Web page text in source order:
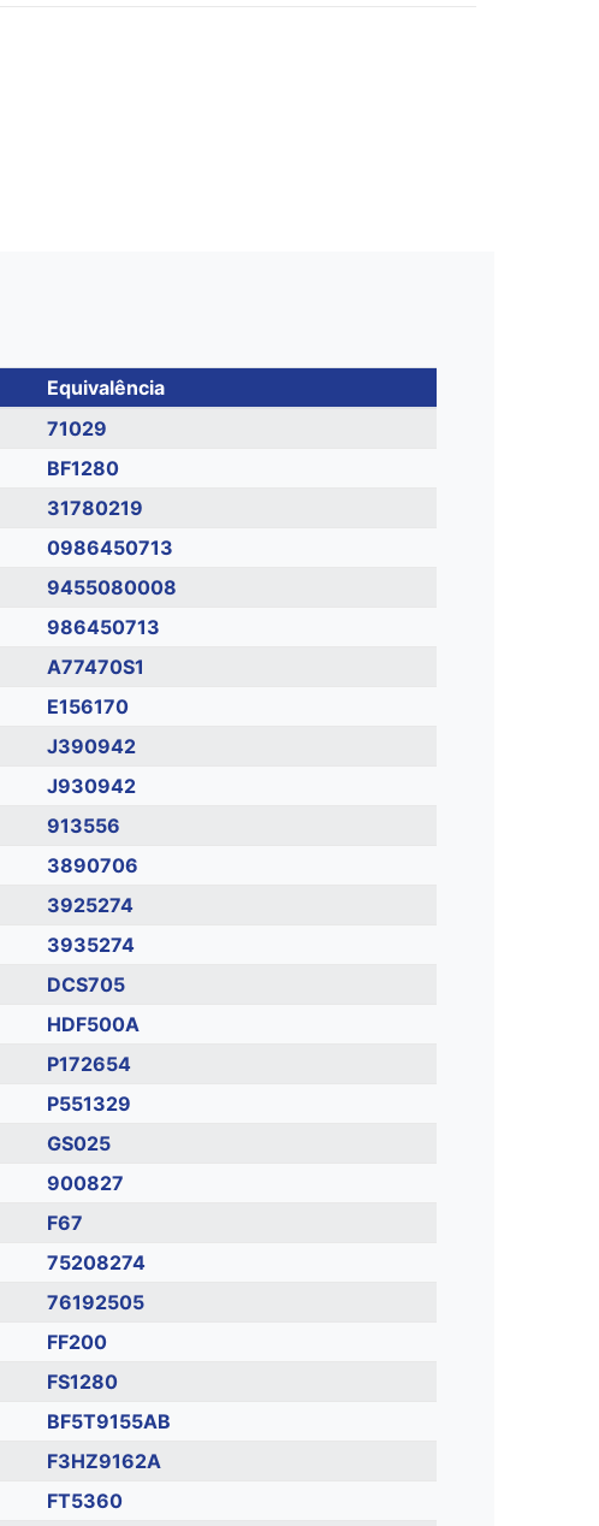
Equivalência
71029
BF1280
31780219
0986450713
9455080008
986450713
A77470S1
E156170
J390942
J930942
913556
3890706
3925274
3935274
DCS705
HDF500A
P172654
P551329
GS025
900827
F67
75208274
76192505
FF200
FS1280
BF5T9155AB
F3HZ9162A
FT5360